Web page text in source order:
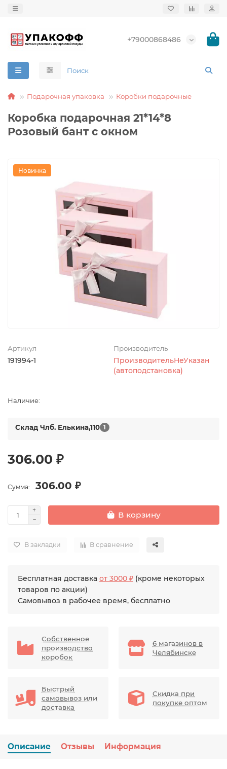
+79000868486
Подарочная упаковка Коробки подарочные
Коробка подарочная 21*14*8
Розовый бант с окном
Новинка
Артикул
191994-1
Производитель
ПроизводительНеУказан
(автоподстановка)
Наличие:
Склад Члб. Елькина,110 1
306.00 ₽
Сумма: 306.00 ₽
В корзину
В закладки В сравнение
Бесплатная доставка от 3000 ₽ (кроме некоторых
товаров по акции)
Самовывоз в рабочее время, бесплатно
Собственное
производство
коробок
6 магазинов в
Челябинске
Быстрый
самовывоз или
доставка
Скидка при
покупке оптом
Описание Отзывы Информация